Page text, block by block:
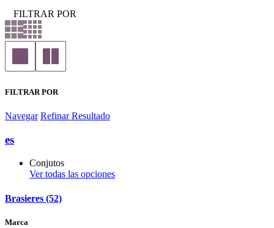
FILTRAR POR
FILTRAR POR
Navegar Refinar Resultado
es
Conjutos
Ver todas las opciones
Brasieres (52)
Marca